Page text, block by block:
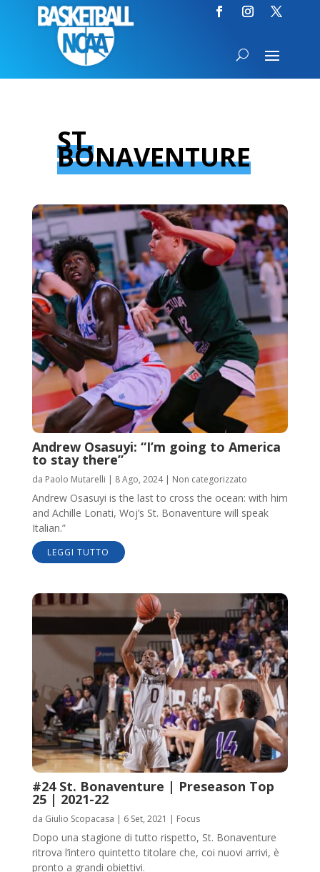
ST.
BONAVENTURE
Andrew Osasuyi: “I’m going to America
to stay there”
da Paolo Mutarelli | 8 Ago, 2024| Non categorizzato
Andrew Osasuyi is the last to cross the ocean: with him
and Achille Lonati, Woj’s St. Bonaventure will speak
Italian.”
LEGGI TUTTO
#24 St. Bonaventure | Preseason Top
25 | 2021-22
da Giulio Scopacasa | 6 Set, 2021 | Focus
Dopo una stagione di tutto rispetto, St. Bonaventure
ritrova l’intero quintetto titolare che, coi nuovi arrivi, è
pronto a grandi obiettivi.